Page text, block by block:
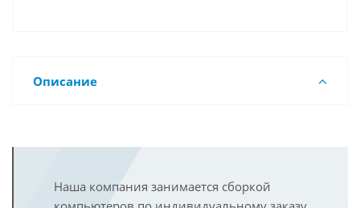
Описание
Наша компания занимается сборкой